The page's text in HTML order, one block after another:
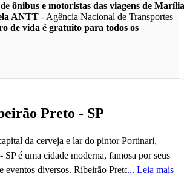
ônibus e motoristas das viagens de Marília
ANTT - Agência Nacional de Transportes
de vida é gratuito para todos os
Preto - SP
da cerveja e lar do pintor Portinari,
SP é uma cidade moderna, famosa por seus
eventos diversos. Ribeirão Preto, fundada
Leia mais